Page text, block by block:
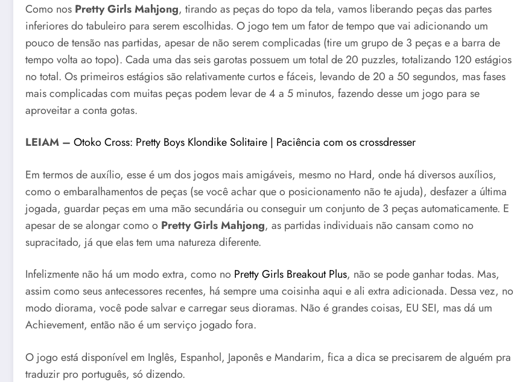
Como nos Pretty Girls Mahjong, tirando as peças do topo da tela, vamos liberando peças das partes
inferiores do tabuleiro para serem escolhidas. O jogo tem um fator de tempo que vai adicionando um
pouco de tensão nas partidas, apesar de não serem complicadas (tire um grupo de 3 peças e a barra de
tempo volta ao topo). Cada uma das seis garotas possuem um total de 20 puzzles, totalizando 120 estágios
no total. Os primeiros estágios são relativamente curtos e fáceis, levando de 20 a 50 segundos, mas fases
mais complicadas com muitas peças podem levar de 4 a 5 minutos, fazendo desse um jogo para se
aproveitar a conta gotas.
LEIAM – Otoko Cross: Pretty Boys Klondike Solitaire | Paciência com os crossdresser
Em termos de auxílio, esse é um dos jogos mais amigáveis, mesmo no Hard, onde há diversos auxílios,
como o embaralhamentos de peças (se você achar que o posicionamento não te ajuda), desfazer a última
jogada, guardar peças em uma mão secundária ou conseguir um conjunto de 3 peças automaticamente. E
apesar de se alongar como o Pretty Girls Mahjong, as partidas individuais não cansam como no
supracitado, já que elas tem uma natureza diferente.
Infelizmente não há um modo extra, como no Pretty Girls Breakout Plus, não se pode ganhar todas. Mas,
assim como seus antecessores recentes, há sempre uma coisinha aqui e ali extra adicionada. Dessa vez, no
modo diorama, você pode salvar e carregar seus dioramas. Não é grandes coisas, EU SEI, mas dá um
Achievement, então não é um serviço jogado fora.
O jogo está disponível em Inglês, Espanhol, Japonês e Mandarim, fica a dica se precisarem de alguém pra
traduzir pro português, só dizendo.